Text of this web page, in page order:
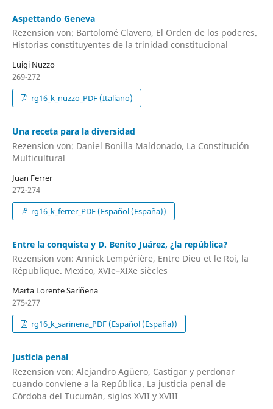
Aspettando Geneva
Rezension von: Bartolomé Clavero, El Orden de los poderes.
Historias constituyentes de la trinidad constitucional
Luigi Nuzzo
269-272
rg16_k_nuzzo_PDF (Italiano)
Una receta para la diversidad
Rezension von: Daniel Bonilla Maldonado, La Constitución
Multicultural
Juan Ferrer
272-274
rg16_k_ferrer_PDF (Español (España))
Entre la conquista y D. Benito Juárez, ¿la república?
Rezension von: Annick Lempérière, Entre Dieu et le Roi, la
République. Mexico, XVIe–XIXe siècles
Marta Lorente Sariñena
275-277
rg16_k_sarinena_PDF (Español (España))
Justicia penal
Rezension von: Alejandro Agüero, Castigar y perdonar
cuando conviene a la República. La justicia penal de
Córdoba del Tucumán, siglos XVII y XVIII